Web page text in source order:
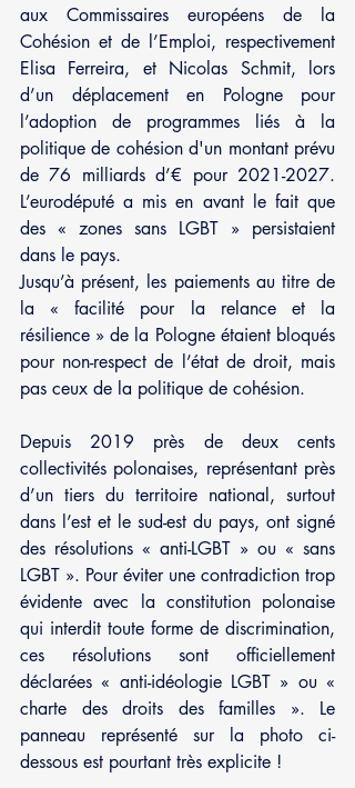
aux Commissaires européens de la
Cohésion et de l’Emploi, respectivement
Elisa Ferreira, et Nicolas Schmit, lors
d’un déplacement en Pologne pour
l’adoption de programmes liés à la
politique de cohésion d'un montant prévu
de 76 milliards d’€ pour 2021-2027.
L’eurodéputé a mis en avant le fait que
des « zones sans LGBT » persistaient
dans le pays.
Jusqu’à présent, les paiements au titre de
la « facilité pour la relance et la
résilience » de la Pologne étaient bloqués
pour non-respect de l’état de droit, mais
pas ceux de la politique de cohésion.
Depuis 2019 près de deux cents
collectivités polonaises, représentant près
d’un tiers du territoire national, surtout
dans l’est et le sud-est du pays, ont signé
des résolutions « anti-LGBT » ou « sans
LGBT ». Pour éviter une contradiction trop
évidente avec la constitution polonaise
qui interdit toute forme de discrimination,
ces résolutions sont officiellement
déclarées « anti-idéologie LGBT » ou «
charte des droits des familles ». Le
panneau représenté sur la photo ci-
dessous est pourtant très explicite !